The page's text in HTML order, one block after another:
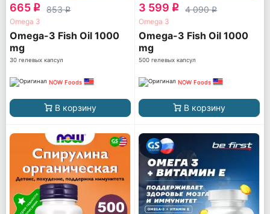
665 q 853q
Omega 3
Omega-3 Fish Oil 1000
mg
30 гелевых капсул
NOW Foods
В корзину
3 599 q 4 090q
Omega 3
Omega-3 Fish Oil 1000
mg
500 гелевых капсул
NOW Foods
В корзину